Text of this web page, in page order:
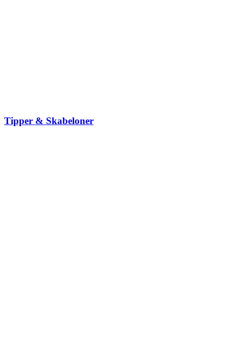
Tipper & Skabeloner